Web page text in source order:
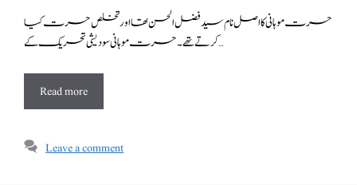
حسرت موہانی کا اصل نام سید فضل الحسن تھا اور تخلص حسرت کیا
کرتے تھے۔ حسرت موہانی سودیشی تحریک کے …
Read more
Leave a comment